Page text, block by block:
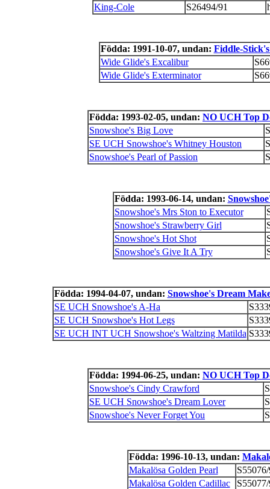
King-Cole
S26494/91
Födda: 1991-10-07, undan: Fiddle-
Wide Glide's Excalibur
Wide Glide's Exterminator
Födda: 1993-02-05, undan: NO UCH Top
Snowshoe's Big Love
SE UCH Snowshoe's Whitney Houston
Snowshoe's Pearl of Passion
Födda: 1993-06-14, undan:
Snowshoe's Mrs Ston to Executor
Snowshoe's Strawberry Girl
Snowshoe's Hot Shot
Snowshoe's Give It A Try
Födda: 1994-04-07, undan: Snowshoe's Dream
SE UCH Snowshoe's A-Ha
SE UCH Snowshoe's Hot Legs
SE UCH INT UCH Snowshoe's Waltzing Matilda
Födda: 1994-06-25, undan: NO UCH Top
Snowshoe's Cindy Crawford
SE UCH Snowshoe's Dream Lover
Snowshoe's Never Forget You
Födda: 1996-10-13, undan:
Makalösa Golden Pearl
Makalösa Golden Cadillac